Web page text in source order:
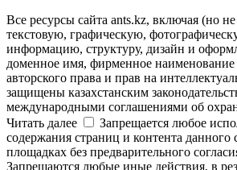
Все ресурсы сайта ants.kz, включая (но
текстовую, графическую,
информацию, структуру, дизайн и
доменное имя, фирменное наименование
авторского права и прав на
защищены казахстанским
международными соглашениями об
Читать далее
Запрещается любое
содержания страниц и контента данного
площадках без предварительного
Запрещаются любые иные действия, в